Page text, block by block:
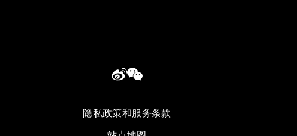
隐私政策和服务条款